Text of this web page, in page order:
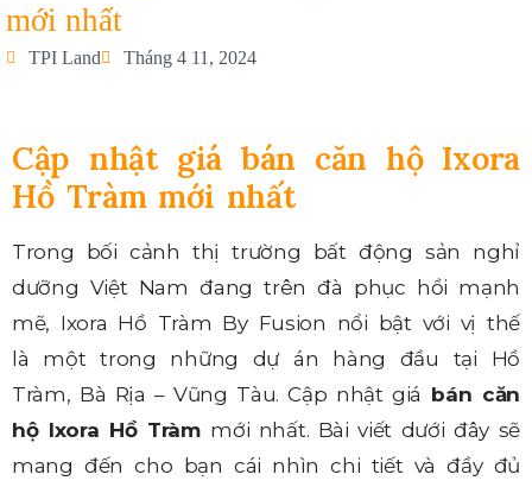
mới nhất
TPI Land Tháng 4 11, 2024
Cập nhật giá bán căn hộ Ixora
Hồ Tràm mới nhất
Trong bối cảnh thị trường bất động sản nghỉ
dưỡng Việt Nam đang trên đà phục hồi mạnh
mẽ, Ixora Hồ Tràm By Fusion nổi bật với vị thế
là một trong những dự án hàng đầu tại Hồ
Tràm, Bà Rịa – Vũng Tàu. Cập nhật giá bán căn
hộ Ixora Hồ Tràm mới nhất. Bài viết dưới đây sẽ
mang đến cho bạn cái nhìn chi tiết và đầy đủ